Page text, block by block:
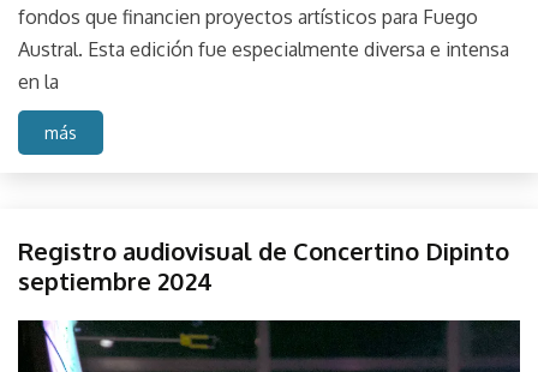
fondos que financien proyectos artísticos para Fuego
Austral. Esta edición fue especialmente diversa e intensa
en la
más
Crudo
Evento
Expos
Performance
Perfos
Registro audiovisual de Concertino Dipinto
septiembre 2024
September
parselis